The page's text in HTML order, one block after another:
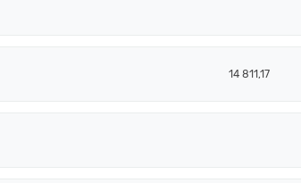
14 811,17